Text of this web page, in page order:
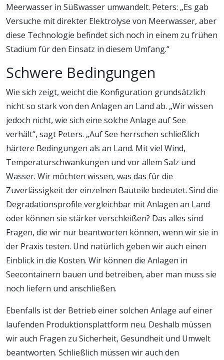
Meerwasser in Süßwasser umwandelt. Peters: „Es gab
Versuche mit direkter Elektrolyse von Meerwasser, aber
diese Technologie befindet sich noch in einem zu frühen
Stadium für den Einsatz in diesem Umfang.“
Schwere Bedingungen
Wie sich zeigt, weicht die Konfiguration grundsätzlich
nicht so stark von den Anlagen an Land ab. „Wir wissen
jedoch nicht, wie sich eine solche Anlage auf See
verhält“, sagt Peters. „Auf See herrschen schließlich
härtere Bedingungen als an Land. Mit viel Wind,
Temperaturschwankungen und vor allem Salz und
Wasser. Wir möchten wissen, was das für die
Zuverlässigkeit der einzelnen Bauteile bedeutet. Sind die
Degradationsprofile vergleichbar mit Anlagen an Land
oder können sie stärker verschleißen? Das alles sind
Fragen, die wir nur beantworten können, wenn wir sie in
der Praxis testen. Und natürlich geben wir auch einen
Einblick in die Kosten. Wir können die Anlagen in
Seecontainern bauen und betreiben, aber man muss sie
noch liefern und anschließen.
Ebenfalls ist der Betrieb einer solchen Anlage auf einer
laufenden Produktionsplattform neu. Deshalb müssen
wir auch Fragen zu Sicherheit, Gesundheit und Umwelt
beantworten. Schließlich müssen wir auch den